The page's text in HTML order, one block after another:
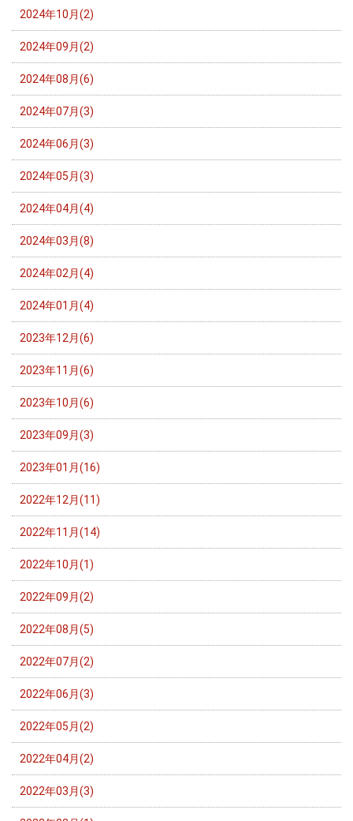
2024年10月(2)
2024年09月(2)
2024年08月(6)
2024年07月(3)
2024年06月(3)
2024年05月(3)
2024年04月(4)
2024年03月(8)
2024年02月(4)
2024年01月(4)
2023年12月(6)
2023年11月(6)
2023年10月(6)
2023年09月(3)
2023年01月(16)
2022年12月(11)
2022年11月(14)
2022年10月(1)
2022年09月(2)
2022年08月(5)
2022年07月(2)
2022年06月(3)
2022年05月(2)
2022年04月(2)
2022年03月(3)